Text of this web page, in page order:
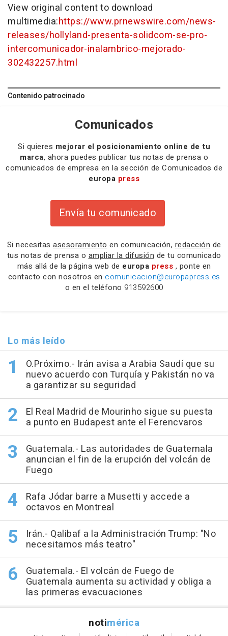
View original content to download
multimedia:https://www.prnewswire.com/news-
releases/hollyland-presenta-solidcom-se-pro-
intercomunicador-inalambrico-mejorado-
302432257.html
Contenido patrocinado
Comunicados
Si quieres mejorar el posicionamiento online de tu
marca, ahora puedes publicar tus notas de prensa o
comunicados de empresa en la sección de Comunicados de
europa press
Envía tu comunicado
Si necesitas asesoramiento en comunicación, redacción de
tus notas de prensa o ampliar la difusión de tu comunicado
más allá de la página web de europa press , ponte en
contacto con nosotros en comunicacion@europapress.es
o en el teléfono 913592600
Lo más leído
O.Próximo.- Irán avisa a Arabia Saudí que su
nuevo acuerdo con Turquía y Pakistán no va
a garantizar su seguridad
El Real Madrid de Mourinho sigue su puesta
a punto en Budapest ante el Ferencvaros
Guatemala.- Las autoridades de Guatemala
anuncian el fin de la erupción del volcán de
Fuego
Rafa Jódar barre a Musetti y accede a
octavos en Montreal
Irán.- Qalibaf a la Administración Trump: "No
necesitamos más teatro"
Guatemala.- El volcán de Fuego de
Guatemala aumenta su actividad y obliga a
las primeras evacuaciones
notimérica